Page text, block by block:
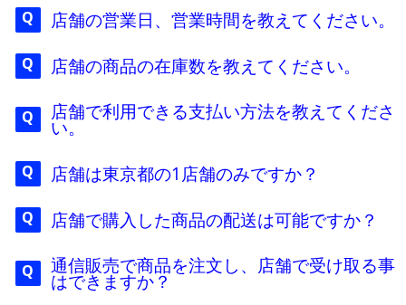
店舗の営業日、営業時間を教えてください。
店舗の商品の在庫数を教えてください。
店舗で利用できる支払い方法を教えてくださ
い。
店舗は東京都の1店舗のみですか？
店舗で購入した商品の配送は可能ですか？
通信販売で商品を注文し、店舗で受け取る事
はできますか？